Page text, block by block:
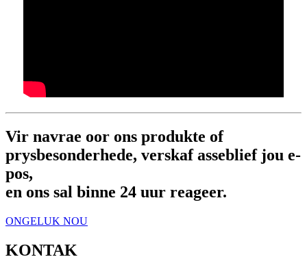
Vir navrae oor ons produkte of
prysbesonderhede, verskaf asseblief jou e-
pos,
en ons sal binne 24 uur reageer.
ONGELUK NOU
KONTAK